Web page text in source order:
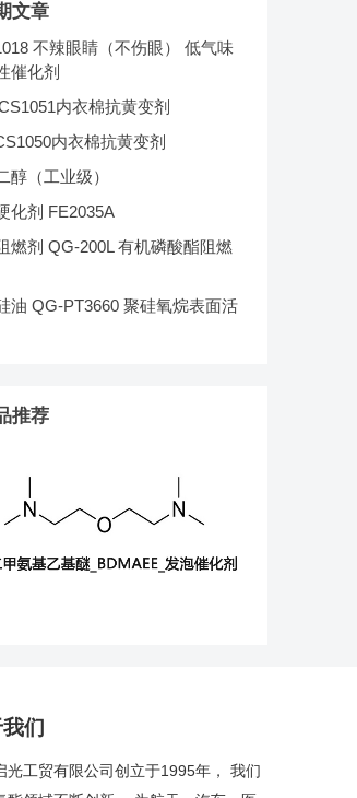
文章
不辣眼睛（不伤眼） 低气味
催化剂
内衣棉抗黄变剂
内衣棉抗黄变剂
醇（工业级）
化剂 FE2035A
燃剂 QG-200L 有机磷酸酯阻燃
油 QG-PT3660 聚硅氧烷表面活
推荐
们
光工贸有限公司创立于1995年， 我们